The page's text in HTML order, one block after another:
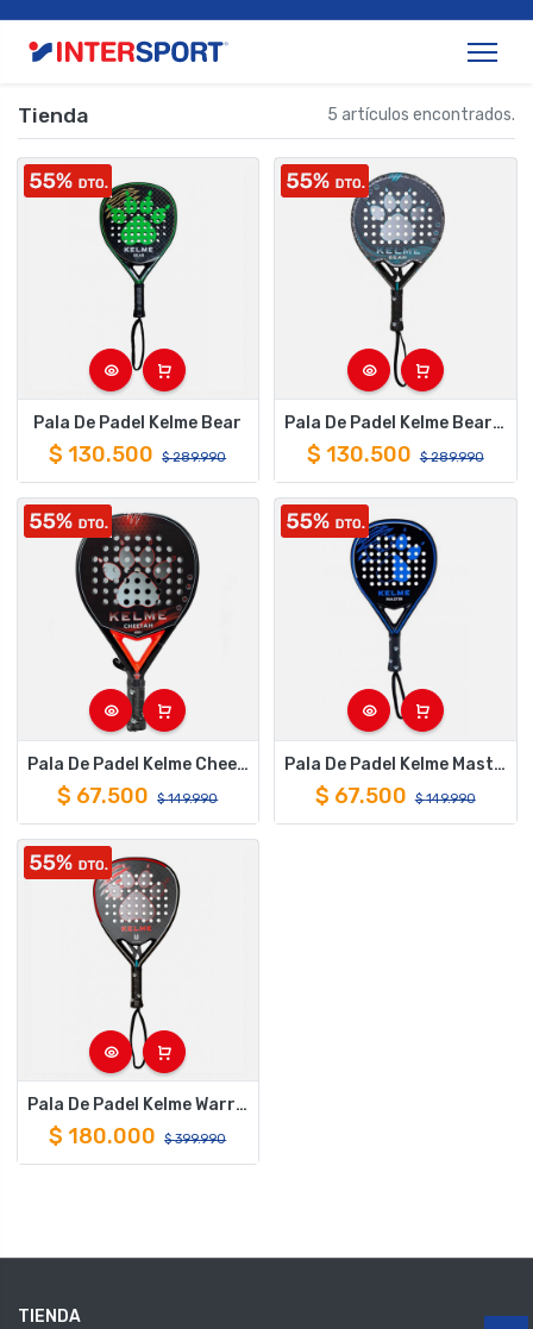
Tienda 5 artículos encontrados.
Pala De Padel Kelme Bear
$ 130.500 $289.990
Pala De Padel Kelme Bear Control
$ 130.500 $289.990
Pala De Padel Kelme Cheetah
$ 67.500 $149.990
Pala De Padel Kelme Mastin
$ 67.500 $149.990
Pala De Padel Kelme Warrior
$ 180.000 $399.990
TIENDA